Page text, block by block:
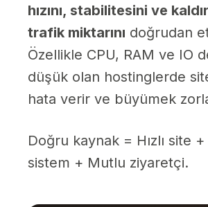
hızını, stabilitesini ve
trafik miktarını doğrudan
Özellikle CPU, RAM ve IO
düşük olan hostinglerde
hata verir ve büyümek
Doğru kaynak = Hızlı site
sistem + Mutlu ziyaretçi.